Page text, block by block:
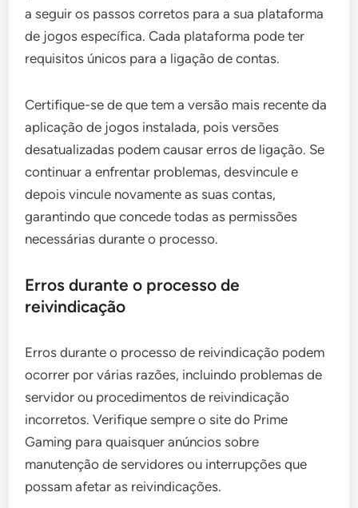
a seguir os passos corretos para a sua plataforma
de jogos específica. Cada plataforma pode ter
requisitos únicos para a ligação de contas.
Certifique-se de que tem a versão mais recente da
aplicação de jogos instalada, pois versões
desatualizadas podem causar erros de ligação. Se
continuar a enfrentar problemas, desvincule e
depois vincule novamente as suas contas,
garantindo que concede todas as permissões
necessárias durante o processo.
Erros durante o processo de
reivindicação
Erros durante o processo de reivindicação podem
ocorrer por várias razões, incluindo problemas de
servidor ou procedimentos de reivindicação
incorretos. Verifique sempre o site do Prime
Gaming para quaisquer anúncios sobre
manutenção de servidores ou interrupções que
possam afetar as reivindicações.